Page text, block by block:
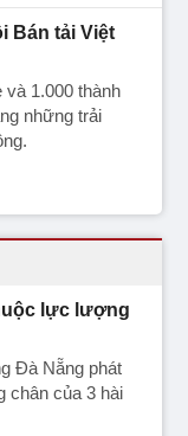
Bán tải Việt
và 1.000 thành
những trải
lực lượng
Đà Nẵng phát
chân của 3 hài